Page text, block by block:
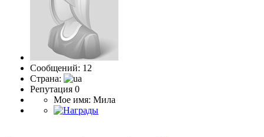
Сообщений: 12
Страна:
Репутация 0
Мое имя: Мила